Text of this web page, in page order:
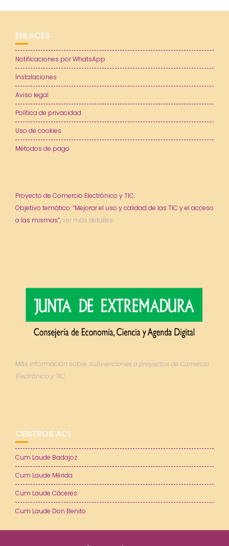
ENLACES
Notificaciones por WhatsApp
Instalaciones
Aviso legal
Política de privacidad
Uso de cookies
Métodos de pago
Proyecto de Comercio Electrónico y TIC.
Objetivo temático: “Mejorar el uso y calidad de las TIC y el acceso
a las mismas”,ver más detalles.
Más información sobre Subvenciones a proyectos de Comercio
Electrónico y TIC.
CENTROS ACL
Cum Laude Badajoz
Cum Laude Mérida
Cum Laude Cáceres
Cum Laude Don Benito